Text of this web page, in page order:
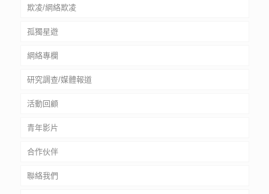
常見問題
服務質素標準
輔導服務
意見收集箱
處理投訴及意見流程
欺凌/網絡欺凌
網絡欺凌自救資源
網絡欺凌自助教材套
網絡欺凌特展
孤獨星遊
孤獨星球生存手冊
星遊遺孤
文字獨白
孤獨類型分析
網絡專欄
研究調查/媒體報道
活動回顧
青年影片
合作伙伴
中小學
聯絡我們